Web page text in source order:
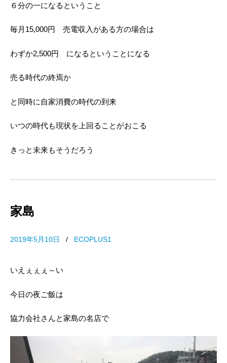
６分の一になるということ
毎月15,000円 売電収入がある方の場合は
わずか2,500円 になるということになる
売る時代の終焉か
と同時に自家消費の時代の到来
いつの時代も現状を上回ることがおこる
きっと未来もそうだろう
家島
2019年5月10日 / ECOPLUS1
いえぇぇぇ～い
今日の夜ご飯は
協力会社さんと家島の名店で